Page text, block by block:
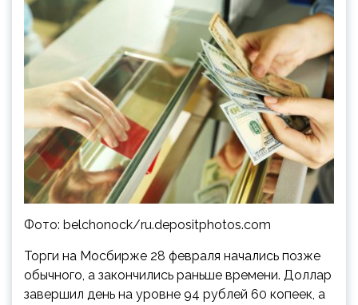
Фото: belchonock/ru.depositphotos.com
Торги на Мосбирже 28 февраля начались позже
обычного, а закончились раньше времени. Доллар
завершил день на уровне 94 рублей 60 копеек, а